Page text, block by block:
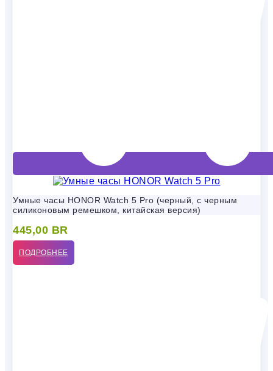
Умные часы HONOR Watch 5 Pro (черный, с черным
силиконовым ремешком, китайская версия)
445,00 BR
ПОДРОБНЕЕ